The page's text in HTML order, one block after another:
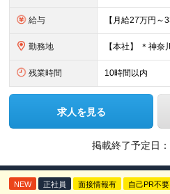
給与
勤務地
残業時間 10時間以内
求人を見る
掲載終了予定日：
NEW 正社員 面接情報有 自己PR不要